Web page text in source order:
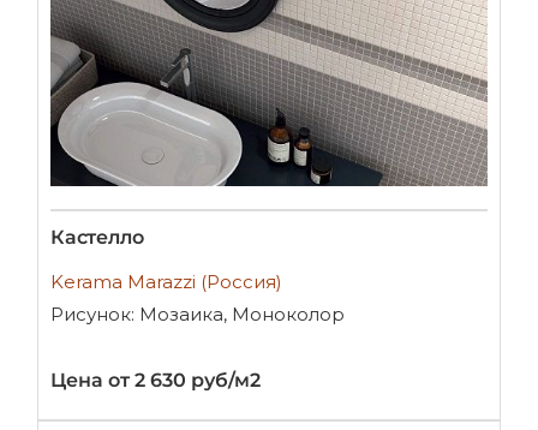
Кастелло
Kerama Marazzi (Россия)
Рисунок: Мозаика, Моноколор
Цена от 2 630 руб/м2